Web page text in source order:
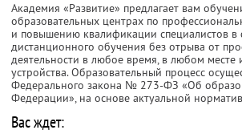
Академия «Развитие» предлагает вам
образовательных центрах по
и повышению квалификации специалистов в
дистанционного обучения без отрыва от
деятельности в любое время, в любом месте
устройства. Образовательный процесс
Федерального закона № 273-ФЗ «Об
Федерации», на основе актуальной
Вас ждет: